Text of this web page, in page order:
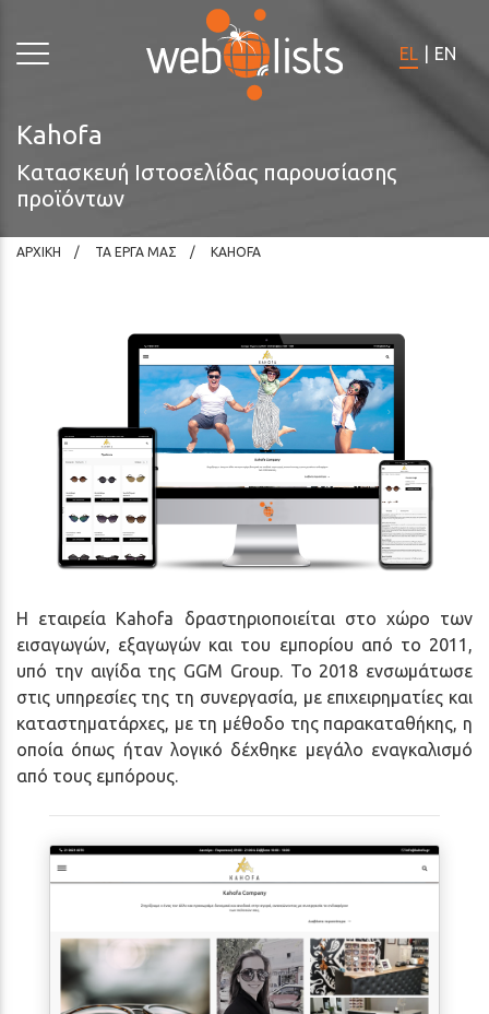
ιστότοπος
σύστημα
προσβασιμότητας.
EL EN
Kahofa
Κατασκευή Ιστοσελίδας παρουσίασης
προϊόντων
ΑΡΧΙΚΗ ΤΑ ΕΡΓΑ ΜΑΣ KAHOFA
Η εταιρεία Kahofa δραστηριοποιείται στο χώρο των
εισαγωγών, εξαγωγών και του εμπορίου από το 2011,
υπό την αιγίδα της GGM Group. Το 2018 ενσωμάτωσε
στις υπηρεσίες της τη συνεργασία, με επιχειρηματίες και
καταστηματάρχες, με τη μέθοδο της παρακαταθήκης, η
οποία όπως ήταν λογικό δέχθηκε μεγάλο εναγκαλισμό
από τους εμπόρους.